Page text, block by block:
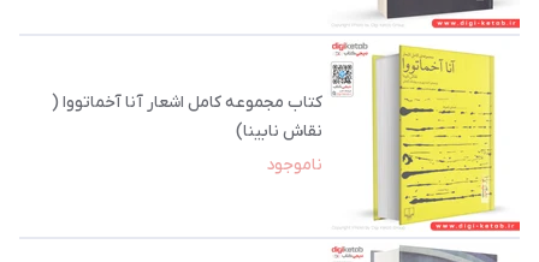
کتاب مجموعه‌ کامل اشعار آنا آخماتووا (
نقاش نابینا)
ناموجود